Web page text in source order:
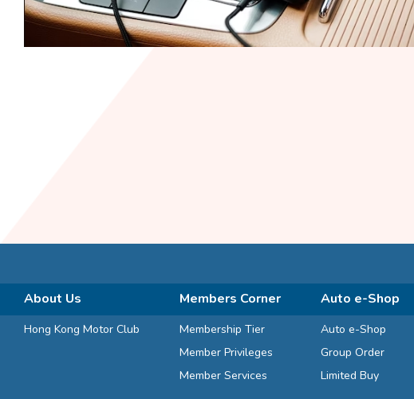
About Us
Hong Kong Motor Club
Members Corner
Membership Tier
Member Privileges
Member Services
Auto e-Shop
Auto e-Shop
Group Order
Limited Buy